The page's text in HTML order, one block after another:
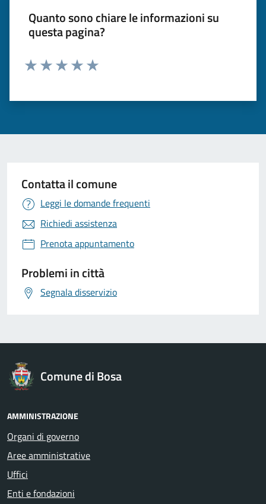
Quanto sono chiare le informazioni su
questa pagina?
Contatta il comune
Leggi le domande frequenti
Richiedi assistenza
Prenota appuntamento
Problemi in città
Segnala disservizio
Comune di Bosa
AMMINISTRAZIONE
Organi di governo
Aree amministrative
Uffici
Enti e fondazioni